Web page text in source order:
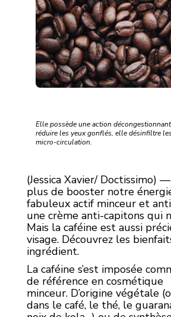
Elle possède une action
réduire les yeux gonflés, elle désinfiltre
micro-circulation.
(Jessica Xavier/ Doctissimo)
plus de booster notre
fabuleux actif minceur et
une crème anti-capitons qui
Mais la caféine est aussi
visage. Découvrez les
ingrédient.
La caféine s’est imposée
de référence en cosmétique
minceur. D’origine végétale
dans le café, le thé, le